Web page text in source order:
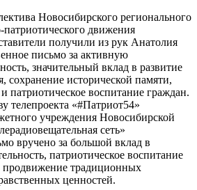
Новосибирского регионального
движения
получили из рук Анатолия
письмо за активную
значительный вклад в развитие
сохранение исторической памяти,
патриотическое воспитание граждан.
телепроекта «#Патриот54»
учреждения Новосибирской
сеть»
вручено за большой вклад в
патриотическое воспитание
продвижение традиционных
ценностей.